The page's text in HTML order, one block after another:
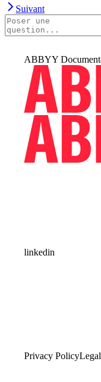
Suivant
ABBYY
linkedin
Privacy PolicyLegal